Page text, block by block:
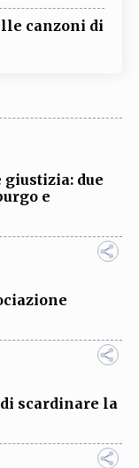
canzoni di
due
e
scardinare la